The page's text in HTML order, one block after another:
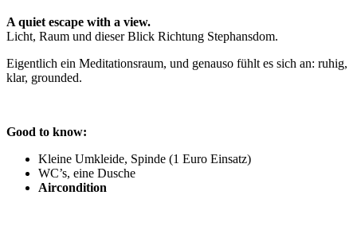
A quiet escape with a view.
Licht, Raum und dieser Blick Richtung Stephansdom.
Eigentlich ein Meditationsraum, und genauso fühlt es sich an: ruhig,
klar, grounded.
Good to know:
Kleine Umkleide, Spinde (1 Euro Einsatz)
WC’s, eine Dusche
Aircondition